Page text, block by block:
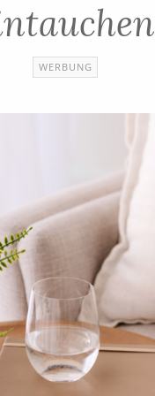
WERBUNG